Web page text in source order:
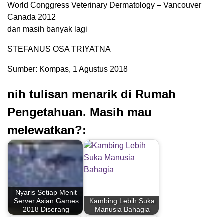
World Conggress Veterinary Dermatology – Vancouver
Canada 2012
dan masih banyak lagi
STEFANUS OSA TRIYATNA
Sumber: Kompas, 1 Agustus 2018
nih tulisan menarik di Rumah
Pengetahuan. Masih mau
melewatkan?:
Nyaris Setiap Menit
Server Asian Games
2018 Diserang
Kambing Lebih Suka
Manusia Bahagia